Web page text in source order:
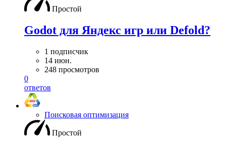
Простой
Godot для Яндекс игр или Defold?
1 подписчик
14 июн.
248 просмотров
0
ответов
Поисковая оптимизация
Простой